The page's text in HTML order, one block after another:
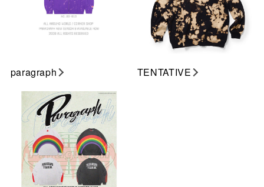
paragraph TENTATIVE